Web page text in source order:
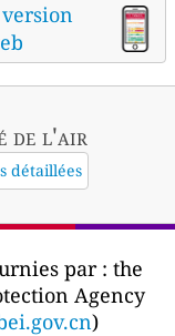
de l'air
détaillées
par : the
Agency
)